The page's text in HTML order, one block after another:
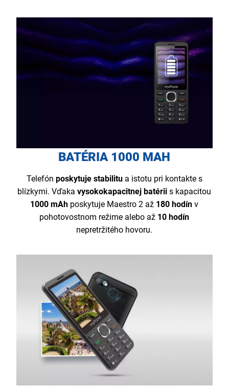
BATÉRIA 1000 MAH
Telefón poskytuje stabilitua istotu pri kontakte s
blízkymi. Vďaka vysokokapacitnej batérii s kapacitou
1000 mAh poskytuje Maestro 2 až 180 hodín v
pohotovostnom režime alebo až 10 hodín
nepretržitého hovoru.